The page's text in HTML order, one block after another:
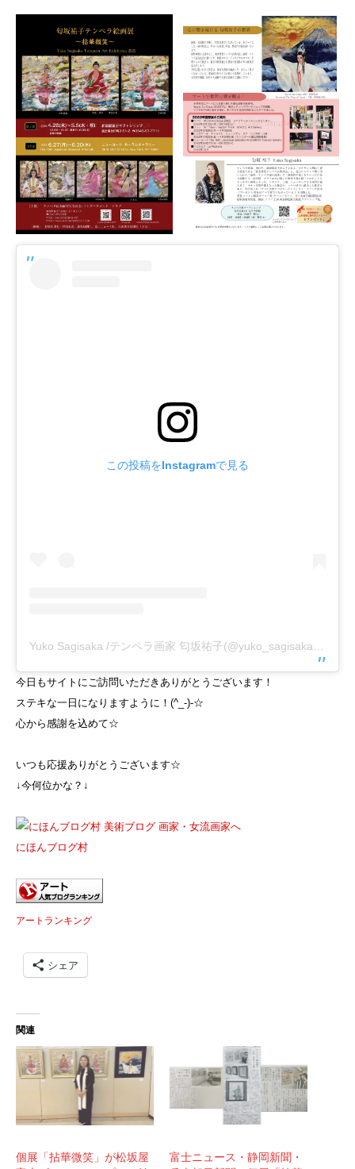
この投稿をInstagramで見る
Yuko Sagisaka /テンペラ画家 匂坂祐子(@yuko_sagisaka)がシェアした投稿
今日もサイトにご訪問いただきありがとうございます！
ステキな一日になりますように！(^_-)-☆
心から感謝を込めて☆
いつも応援ありがとうございます☆
↓今何位かな？↓
にほんブログ村
アートランキング
シェア
関連
個展「拈華微笑」が松坂屋
富士ニュース・静岡新聞・